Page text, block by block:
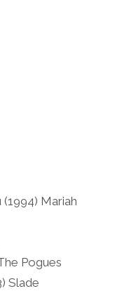
(1994) Mariah
Pogues
Slade